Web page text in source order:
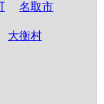
名取市
大衡村